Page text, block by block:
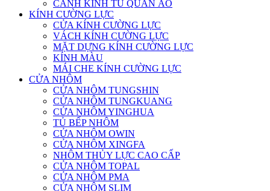
CÁNH KÍNH TỦ QUẦN ÁO
KÍNH CƯỜNG LỰC
CỬA KÍNH CƯỜNG LỰC
VÁCH KÍNH CƯỜNG LỰC
MẶT DỰNG KÍNH CƯỜNG LỰC
KÍNH MÀU
MÁI CHE KÍNH CƯỜNG LỰC
CỬA NHÔM
CỬA NHÔM TUNGSHIN
CỬA NHÔM TUNGKUANG
CỬA NHÔM YINGHUA
TỦ BẾP NHÔM
CỬA NHÔM OWIN
CỬA NHÔM XINGFA
NHÔM THỦY LỰC CAO CẤP
CỬA NHÔM TOPAL
CỬA NHÔM PMA
CỬA NHÔM SLIM